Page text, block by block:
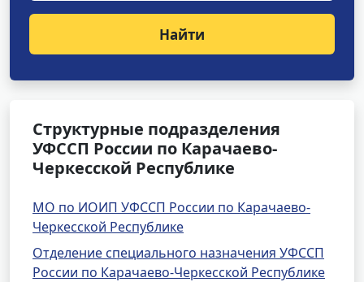
Найти
Структурные подразделения
УФССП России по Карачаево-
Черкесской Республике
МО по ИОИП УФССП России по Карачаево-
Черкесской Республике
Отделение специального назначения УФССП
России по Карачаево-Черкесской Республике